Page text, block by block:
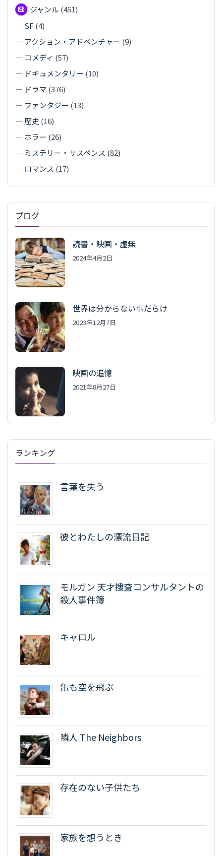
ジャンル (451)
— SF (4)
— アクション・アドベンチャー (9)
— コメディ (57)
— ドキュメンタリー (10)
— ドラマ (376)
— ファンタジー (13)
— 歴史 (16)
— ホラー (26)
— ミステリー・サスペンス (82)
— ロマンス (17)
ブログ
読書・映画・虚無
2024年4月2日
世界は分からない事だらけ
2023年12月7日
映画の追憶
2021年8月27日
ランキング
言葉を失う
彼とわたしの漂流日記
モルガン 天才捜査コンサルタントの
殺人事件簿
キャロル
亀も空を飛ぶ
隣人 The Neighbors
存在のない子供たち
家族を想うとき